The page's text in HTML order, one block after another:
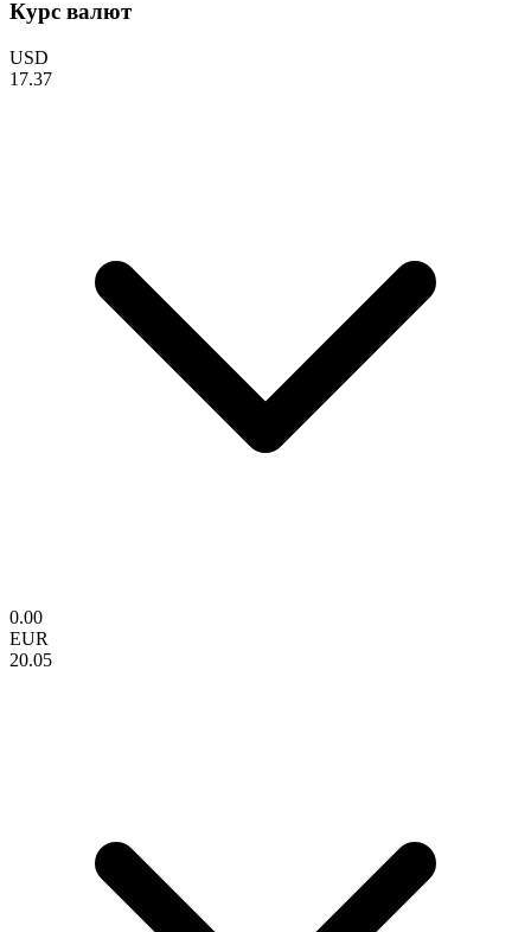
Курс валют
USD
17.37
0.00
EUR
20.05